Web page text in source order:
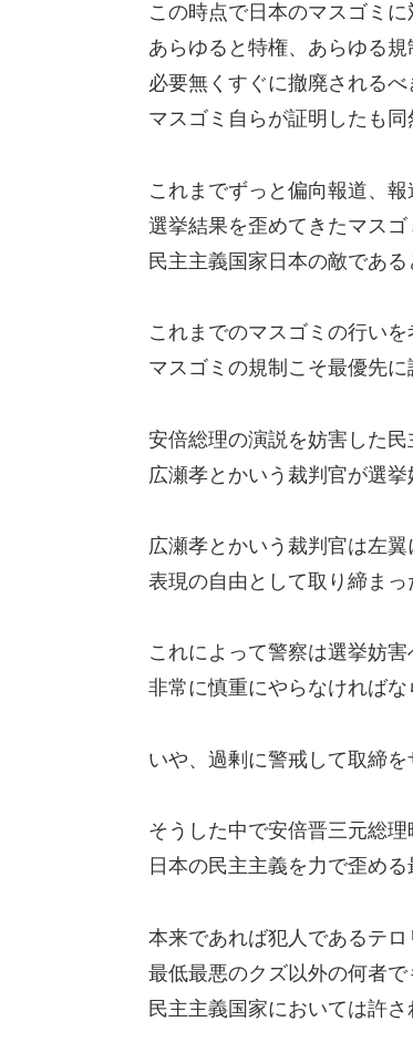
この時点で日本のマスゴミ
あらゆると特権、あらゆる
必要無くすぐに撤廃される
マスゴミ自らが証明したも同
これまでずっと偏向報道、
選挙結果を歪めてきたマスゴ
民主主義国家日本の敵である
これまでのマスゴミの行いを
マスゴミの規制こそ最優先
安倍総理の演説を妨害した民
広瀬孝とかいう裁判官が選
広瀬孝とかいう裁判官は左
表現の自由として取り締まっ
これによって警察は選挙妨
非常に慎重にやらなければな
いや、過剰に警戒して取締を
そうした中で安倍晋三元総理
日本の民主主義を力で歪め
本来であれば犯人であるテロ
最低最悪のクズ以外の何者で
民主主義国家においては許